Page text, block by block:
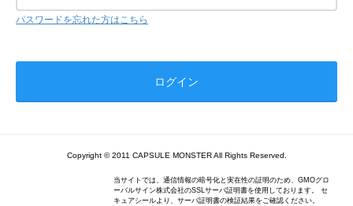
パスワードを忘れた方はこちら
Copyright © 2011 CAPSULE MONSTER All Rights Reserved.
当サイトでは、通信情報の暗号化と実在性の証明のため、GMOグロ
ーバルサイン株式会社のSSLサーバ証明書を使用しております。 セ
キュアシールより、サーバ証明書の検証結果をご確認ください。